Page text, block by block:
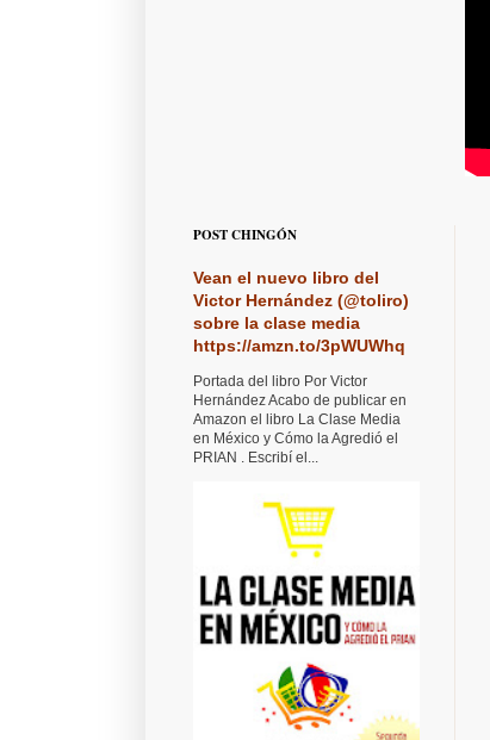
POST CHINGÓN
Vean el nuevo libro del
Victor Hernández (@toliro)
sobre la clase media
https://amzn.to/3pWUWhq
Portada del libro Por Victor
Hernández Acabo de publicar en
Amazon el libro La Clase Media
en México y Cómo la Agredió el
PRIAN . Escribí el...